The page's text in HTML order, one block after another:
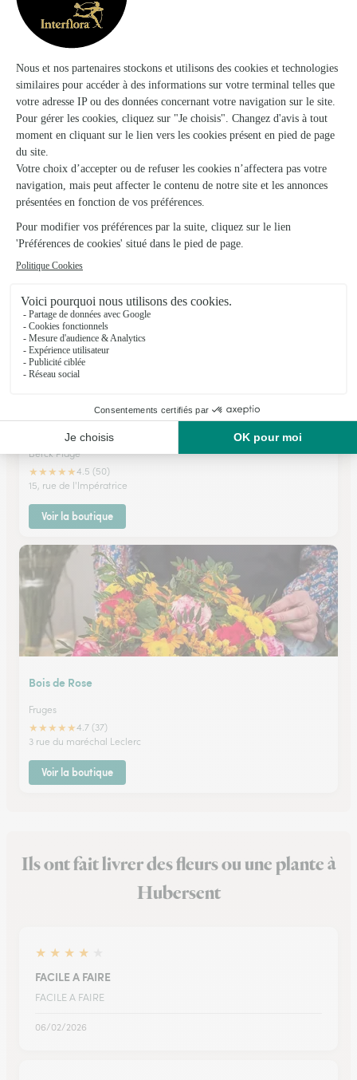
Voir la boutique
Mona Lisa
Berck
351 rue de l'impératrice
Voir la boutique
F’laure
Berck Plage
★★★★★4.5 (50)
15, rue de l'Impératrice
Voir la boutique
Bois de Rose
Fruges
★★★★★4.7 (37)
3 rue du maréchal Leclerc
Voir la boutique
Ils ont fait livrer des fleurs ou une plante à
Hubersent
★ ★ ★ ★
FACILE A FAIRE
FACILE A FAIRE
06/02/2026